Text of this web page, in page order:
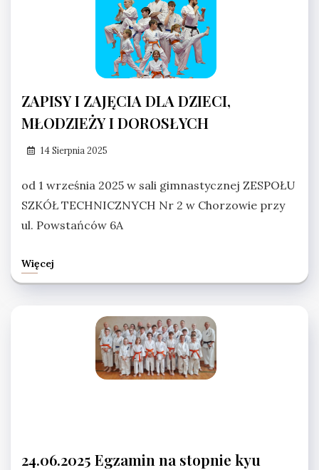
ZAPISY I ZAJĘCIA DLA DZIECI,
MŁODZIEŻY I DOROSŁYCH
14 Sierpnia 2025
od 1 września 2025 w sali gimnastycznej ZESPOŁU
SZKÓŁ TECHNICZNYCH Nr 2 w Chorzowie przy
ul. Powstańców 6A
Więcej
24.06.2025 Egzamin na stopnie kyu